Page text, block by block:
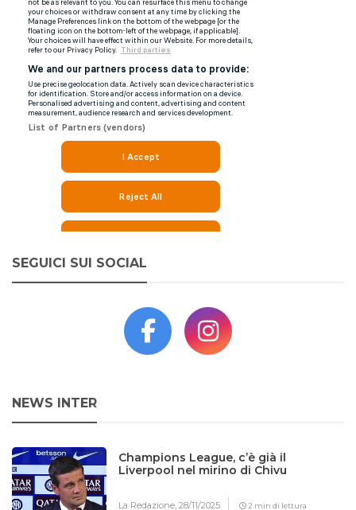
SEGUICI SUI SOCIAL
NEWS INTER
Champions League, c’è già il
Liverpool nel mirino di Chivu
La Redazione,28/11/2025 2 min di lettura